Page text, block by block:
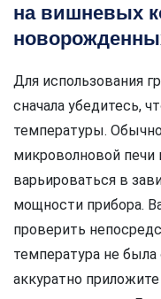
на вишневых
Для использования
сначала убедитесь,
температуры.
микроволновой
варьироваться в
мощности прибора.
проверить
температура не
аккуратно